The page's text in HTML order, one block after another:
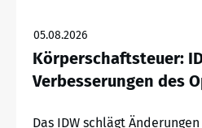
05.08.2026
Körperschaftsteuer:
Verbesserungen des
Das IDW schlägt